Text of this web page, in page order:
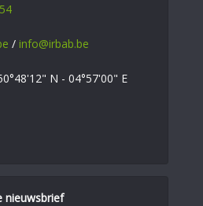
/ info@irbab.be
N - 04°57'00" E
nieuwsbrief